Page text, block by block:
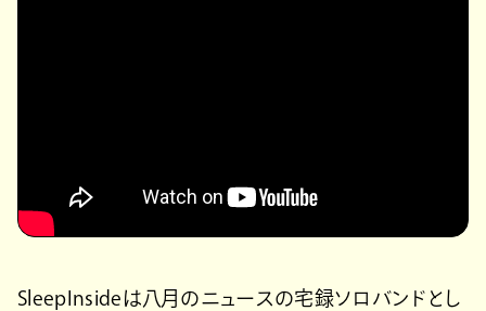
SleepInsideは八月のニュースの宅録ソロバンドとし